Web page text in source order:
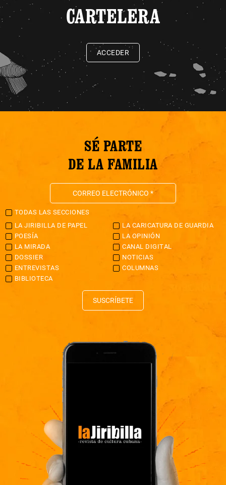
CARTELERA
ACCEDER
SÉ PARTE
DE LA FAMILIA
TODAS LAS SECCIONES
LA JIRIBILLA DE PAPEL
LA CARICATURA DE GUARDIA
POESÍA
LA OPINIÓN
LA MIRADA
CANAL DIGITAL
DOSSIER
NOTICIAS
ENTREVISTAS
COLUMNAS
BIBLIOTECA
SUSCRÍBETE